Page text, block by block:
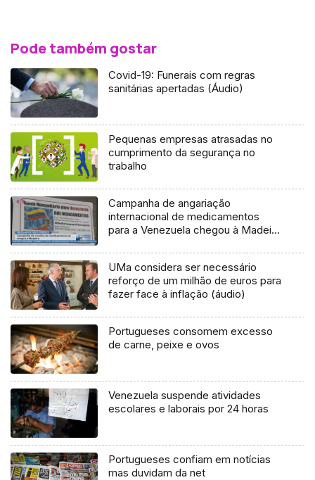
Pode também gostar
Covid-19: Funerais com regras
sanitárias apertadas (Áudio)
Pequenas empresas atrasadas no
cumprimento da segurança no
trabalho
Campanha de angariação
internacional de medicamentos
para a Venezuela chegou à Madeira
UMa considera ser necessário
reforço de um milhão de euros para
fazer face à inflação (áudio)
Portugueses consomem excesso
de carne, peixe e ovos
Venezuela suspende atividades
escolares e laborais por 24 horas
Portugueses confiam em notícias
mas duvidam da net